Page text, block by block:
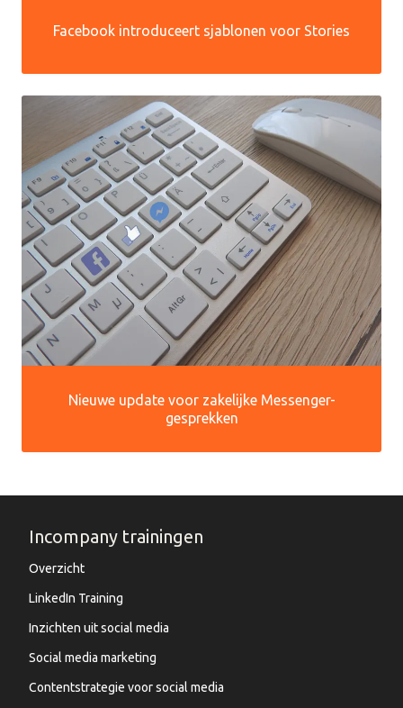
Facebook introduceert sjablonen voor Stories
Nieuwe update voor zakelijke Messenger-
gesprekken
Incompany trainingen
Overzicht
LinkedIn Training
Inzichten uit social media
Social media marketing
Contentstrategie voor social media